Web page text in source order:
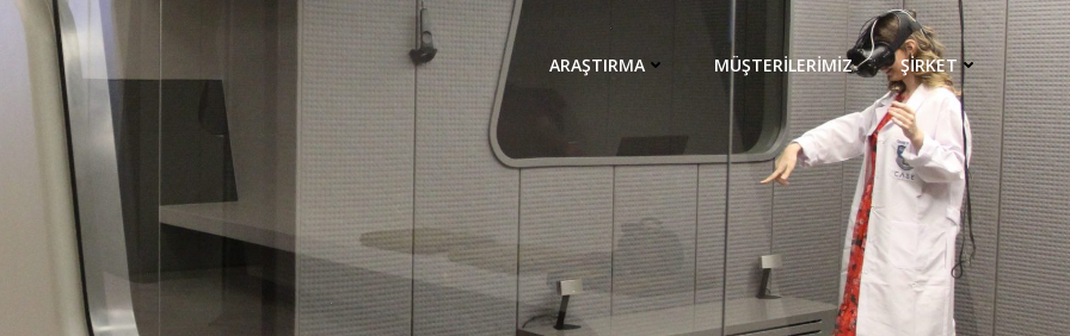
ARAŞTIRMA MÜŞTERİLERİMİZ ŞİRKET